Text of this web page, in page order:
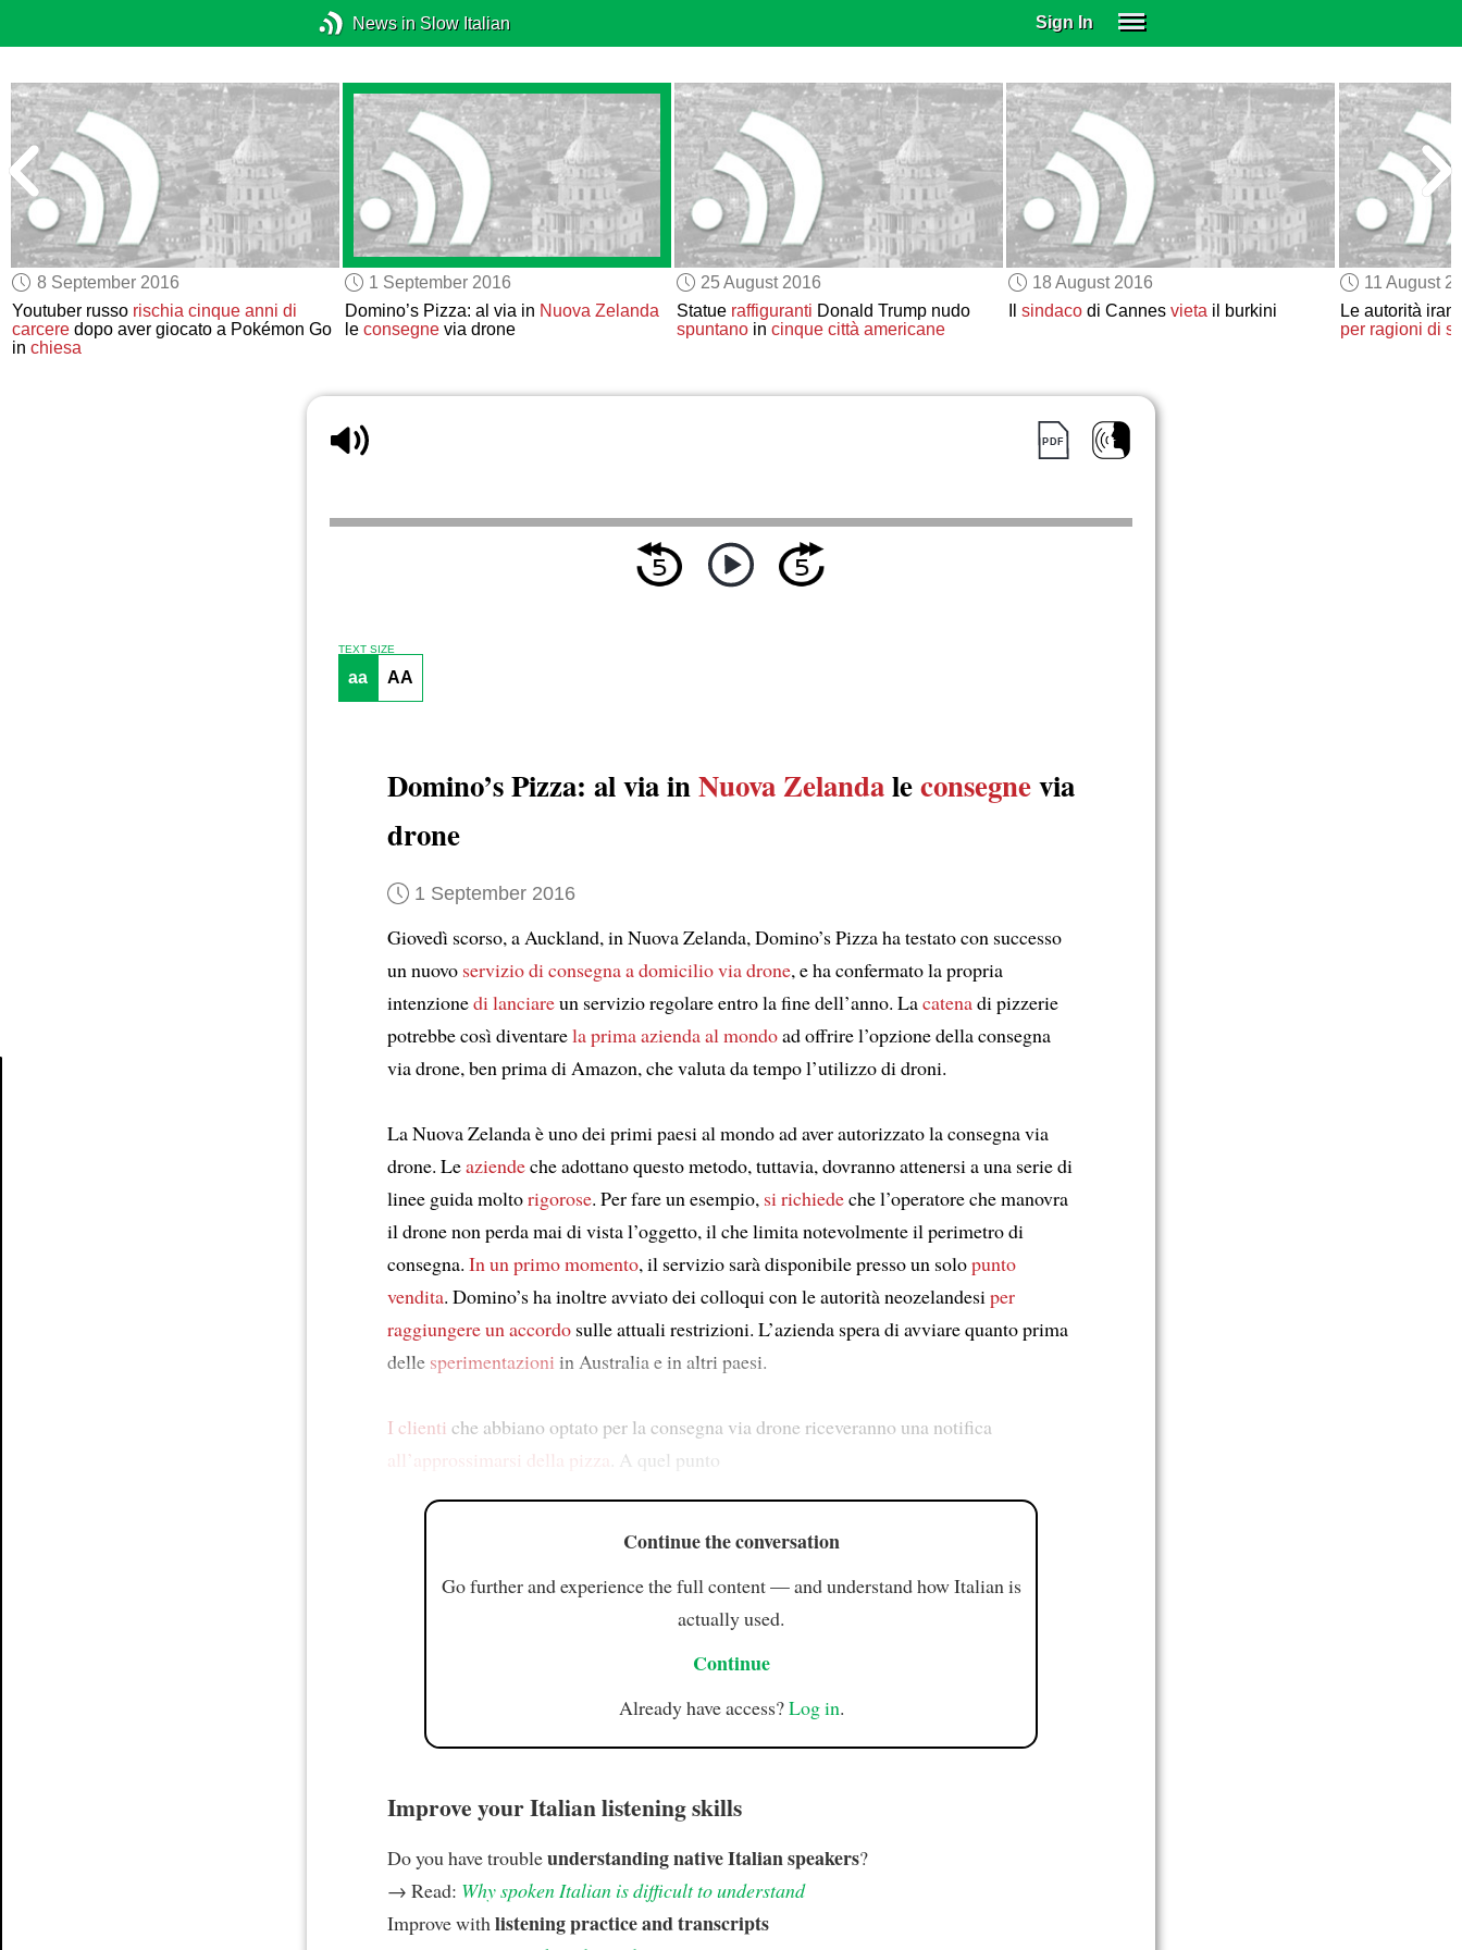
News in Slow Italian Sign In
SUBSCRIBE
EDUCATIONAL LICENSES
GIFT CARDS
OTHER LANGUAGES
ABOUT US
ALEXA
ADJUST COLORS
8 September 2016
Youtuber russo rischia cinque anni di
carcere dopo aver giocato a Pokémon Go
inchiesa
1 September 2016
Domino’s Pizza: al via in Nuova Zelanda
le consegnevia drone
25 August 2016
Statue raffiguranti Donald Trump nudo
spuntanoin cinque città americane
18 August 2016
sindacodi Cannes vietail burkini
11 August
Le autorità
per ragioni di
TEXT SIZE
aa AA
Domino’s Pizza: al via inNuova Zelandaleconsegnevia
drone
1 September 2016
Giovedì scorso, a Auckland, in Nuova Zelanda, Domino’s Pizza ha testato con successo
un nuovo servizio di consegna a domicilio via drone, e ha confermato la propria
intenzionedi lanciareun servizio regolare entro la fine dell’anno. Lacatenadi pizzerie
potrebbe così diventarela prima azienda al mondoad offrire l’opzione della consegna
via drone, ben prima di Amazon, che valuta da tempo l’utilizzo di droni.
La Nuova Zelanda è uno dei primi paesi al mondo ad aver autorizzato la consegna via
drone. Leaziendeche adottano questo metodo, tuttavia, dovranno attenersi a una serie di
linee guida moltorigorose. Per fare un esempio, si richiedeche l’operatore che manovra
il drone non perda mai di vista l’oggetto, il che limita notevolmente il perimetro di
consegna. In un primo momento, il servizio sarà disponibile presso un solopunto
vendita. Domino’s ha inoltre avviato dei colloqui con le autorità neozelandesiper
raggiungere un accordo sulle attuali restrizioni. L’azienda spera di avviare quanto prima
delle sperimentazioni in Australia e in altri paesi.
I clienti che abbiano optato per la consegna via drone riceveranno una notifica
all’approssimarsi della pizza . A quel punto
Continue the conversation
Go further and experience the full content — and understand how Italian is
actually used.
Continue
Already have access?Log in.
Improve your Italian listening skills
Do you have troubleunderstanding native Italian speakers?
→ Read: Why spoken Italian is difficult to understand
Improve withlistening practice and transcripts